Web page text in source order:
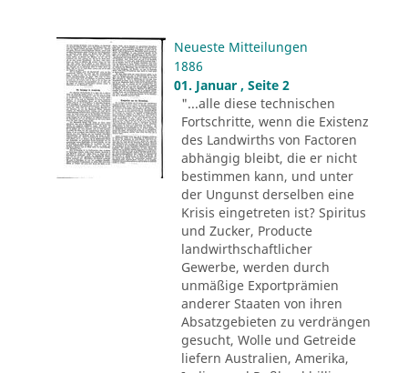
Neueste Mitteilungen
1886
01. Januar , Seite 2
"...alle diese technischen
Fortschritte, wenn die Existenz
des Landwirths von Factoren
abhängig bleibt, die er nicht
bestimmen kann, und unter
der Ungunst derselben eine
Krisis eingetreten ist? Spiritus
und Zucker, Producte
landwirthschaftlicher
Gewerbe, werden durch
unmäßige Exportprämien
anderer Staaten von ihren
Absatzgebieten zu verdrängen
gesucht, Wolle und Getreide
liefern Australien, Amerika,